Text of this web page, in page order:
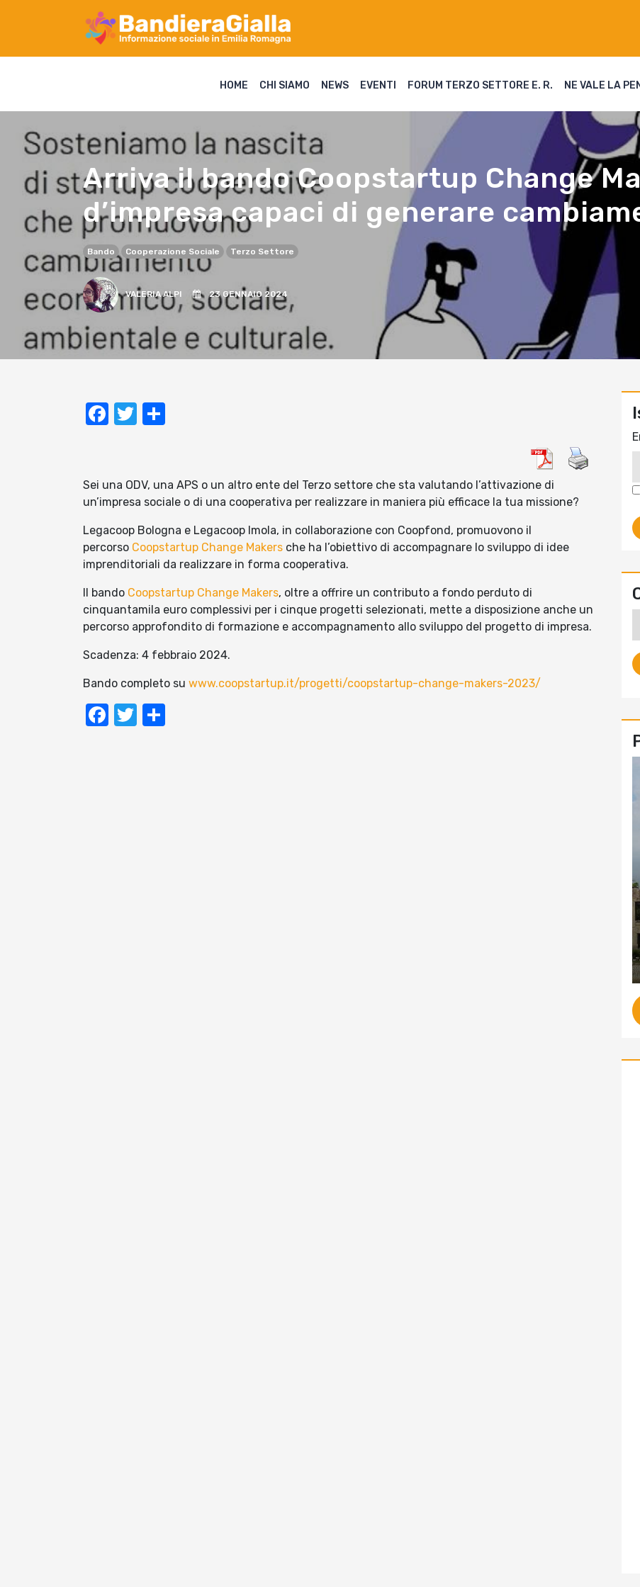
HOME CHI SIAMO NEWS EVENTI FORUM TERZO SETTORE E. R. NE VALE LA
Arriva il bando Coopstartup Change
d’impresa capaci di generare
Bando Cooperazione Sociale Terzo Settore
VALERIA ALPI 23 GENNAIO 2024
Facebook
Twitter
Sei una ODV, una APS o un altro ente del Terzo settore che sta valutando l’attivazione di
un’impresa sociale o di una cooperativa per realizzare in maniera più efficace la tua missione?
Legacoop Bologna e Legacoop Imola, in collaborazione con Coopfond, promuovono il
percorso Coopstartup Change Makers che ha l’obiettivo di accompagnare lo sviluppo di idee
imprenditoriali da realizzare in forma cooperativa.
Il bando Coopstartup Change Makers, oltre a offrire un contributo a fondo perduto di
cinquantamila euro complessivi per i cinque progetti selezionati, mette a disposizione anche un
percorso approfondito di formazione e accompagnamento allo sviluppo del progetto di impresa.
Scadenza: 4 febbraio 2024.
Bando completo su www.coopstartup.it/progetti/coopstartup-change-makers-2023/
Facebook
Twitter